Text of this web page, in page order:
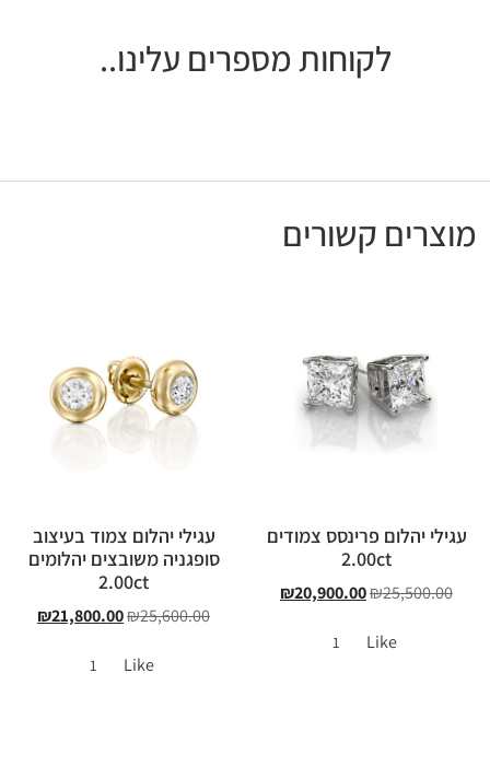
לקוחות מספרים עלינו..
מוצרים קשורים
עגילי יהלום פרינסס צמודים
2.00ct
₪25,500.00
₪20,900.00
Like
1
עגילי יהלום צמוד בעיצוב
סופגניה משובצים יהלומים
2.00ct
₪25,600.00
₪21,800.00
Like
1